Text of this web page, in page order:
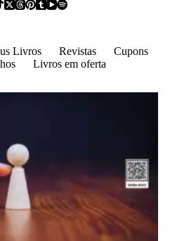
Livros Revistas
Cupons
Livros em oferta